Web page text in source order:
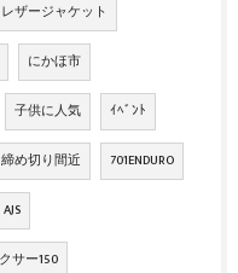
レザージャケット
にかほ市
子供に人気 ｲﾍﾞﾝﾄ
締め切り間近 701ENDURO
AJS
サー150